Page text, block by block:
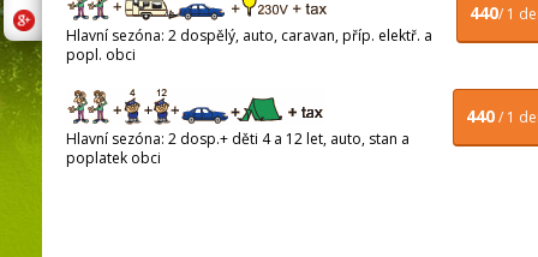
440/ 1
Hlavní sezóna: 2 dospělý, auto, caravan, příp. elektř. a
popl. obci
440/ 1
Hlavní sezóna: 2 dosp.+ děti 4 a 12 let, auto, stan a
poplatek obci